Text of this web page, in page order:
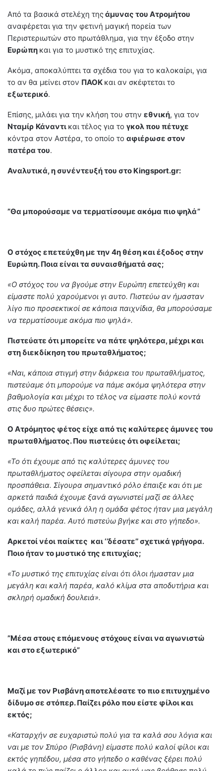
Από τα βασικά στελέχη τηςάμυνας του Ατρομήτου
αναφέρεται για την φετινή μαγική πορεία των
Περιστεριωτών στο πρωτάθλημα, για την έξοδο στην
Ευρώπη και για το μυστικό της επιτυχίας.
Ακόμα, αποκαλύπτει τα σχέδια του για το καλοκαίρι, για
το αν θα μείνει στον ΠΑΟΚ και αν σκέφτεται το
εξωτερικό.
Επίσης, μιλάει για την κλήση του στην εθνική, για τον
Νταμίρ Κάναντι και τέλος για το γκολ που πέτυχε
κόντρα στον Αστέρα, το οποίο το αφιέρωσε στον
πατέρα του.
Αναλυτικά, η συνέντευξή του στο Kingsport.gr:
”Θα μπορούσαμε να τερματίσουμε ακόμα πιο ψηλά”
Ο στόχος επετεύχθη με την 4η θέση και έξοδος στην
Ευρώπη. Ποια είναι τα συναισθήματά σας;
«Ο στόχος του να βγούμε στην Ευρώπη επετεύχθη και
είμαστε πολύ χαρούμενοι γι αυτο. Πιστεύω αν ήμασταν
λίγο πιο προσεκτικοί σε κάποια παιχνίδια, θα μπορούσαμε
να τερματίσουμε ακόμα πιο ψηλά».
Πιστεύατε ότι μπορείτε να πάτε ψηλότερα, μέχρι και
στη διεκδίκηση του πρωταθλήματος;
«Ναι, κάποια στιγμή στην διάρκεια του πρωταθλήματος,
πιστεύαμε ότι μπορούμε να πάμε ακόμα ψηλότερα στην
βαθμολογία και μέχρι το τέλος να είμαστε πολύ κοντά
στις δυο πρώτες θέσεις».
Ο Ατρόμητος φέτος είχε από τις καλύτερες άμυνες του
πρωταθλήματος. Που πιστεύεις ότι οφείλεται;
«Το ότι έχουμε από τις καλύτερες άμυνες του
πρωταθλήματος οφείλεται σίγουρα στην ομαδική
προσπάθεια. Σίγουρα σημαντικό ρόλο έπαιξε και ότι με
αρκετά παιδιά έχουμε ξανά αγωνιστεί μαζί σε άλλες
ομάδες, αλλά γενικά όλη η ομάδα φέτος ήταν μια μεγάλη
και καλή παρέα. Αυτό πιστεύω βγήκε και στο γήπεδο».
Αρκετοί νέοι παίκτες και ‘’δέσατε’’ σχετικά γρήγορα.
Ποιο ήταν το μυστικό της επιτυχίας;
«Το μυστικό της επιτυχίας είναι ότι όλοι ήμασταν μια
μεγάλη και καλή παρέα, καλό κλίμα στα αποδυτήρια και
σκληρή ομαδική δουλειά».
”Μέσα στους επόμενους στόχους είναι να αγωνιστώ
και στο εξωτερικό”
Μαζί με τον Ρισβάνη αποτελέσατε το πιο επιτυχημένο
δίδυμο σε στόπερ. Παίζει ρόλο που είστε φίλοι και
εκτός;
«Καταρχήν σε ευχαριστώ πολύ για τα καλά σου λόγια και
ναι με τον Σπύρο (Ρισβάνη) είμαστε πολύ καλοί φίλοι και
εκτός γηπέδου, μέσα στο γήπεδο ο καθένας ξέρει πολύ